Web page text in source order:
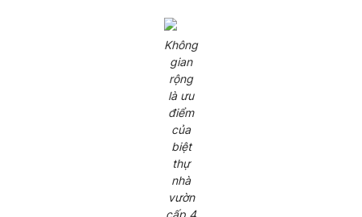
Không
gian
rộng
là ưu
điểm
của
biệt
thự
nhà
vườn
cấp 4